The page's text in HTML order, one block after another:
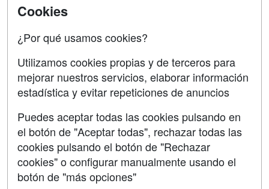
Acceso Centros
Contactar
Confidencialidad
Aviso legal
Copyleft
Cookies
¿Por qué usamos cookies?
Utilizamos cookies propias y de terceros para
mejorar nuestros servicios, elaborar información
estadística y evitar repeticiones de anuncios
Puedes aceptar todas las cookies pulsando en
el botón de "Aceptar todas", rechazar todas las
cookies pulsando el botón de "Rechazar
cookies" o configurar manualmente usando el
botón de "más opciones"